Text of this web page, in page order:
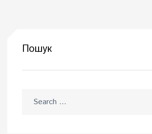
Пошук